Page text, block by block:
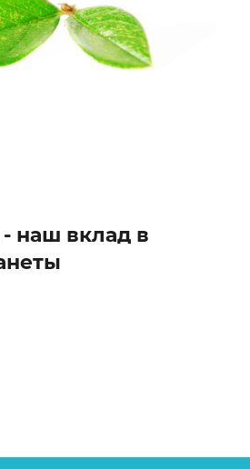
С вашим дизайном и с нашим
дизайна. Также предлагаем
и снэков. Материал: мелованный
оборотом.
на вынос
наш вклад в